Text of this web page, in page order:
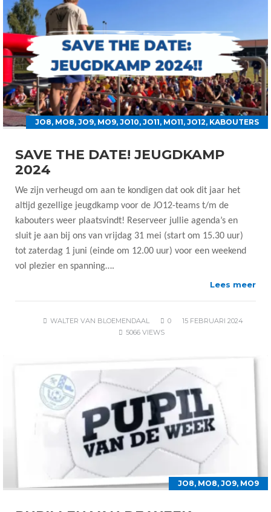
JO8, MO8, JO9, MO9, JO10, JO11, MO11, JO12, KABOUTERS
SAVE THE DATE! JEUGDKAMP
2024
We zijn verheugd om aan te kondigen dat ook dit jaar het
altijd gezellige jeugdkamp voor de JO12-teams t/m de
kabouters weer plaatsvindt! Reserveer jullie agenda’s en
sluit je aan bij ons van vrijdag 31 mei (start om 15.30 uur)
tot zaterdag 1 juni (einde om 12.00 uur) voor een weekend
vol plezier en spanning….
Lees meer
WALTER VAN BLOEMENDAAL 0
15 FEBRUARI 2024
5066 VIEWS
JO8, MO8, JO9, MO9